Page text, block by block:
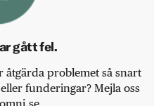
gått fel.
problemet så snart
funderingar? Mejla oss